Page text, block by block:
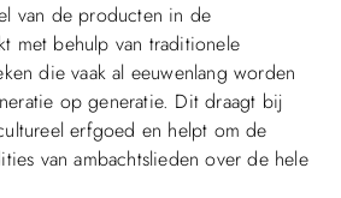
van de producten in de
met behulp van traditionele
die vaak al eeuwenlang worden
op generatie. Dit draagt bij
erfgoed en helpt om de
van ambachtslieden over de hele